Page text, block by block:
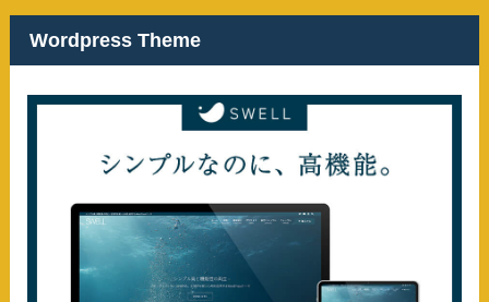
Wordpress Theme